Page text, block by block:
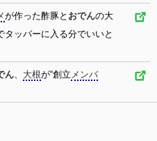
が作った酢豚と おでんの大
タッパーに入る分でいいと
ん、 大根が“創立 メンバ